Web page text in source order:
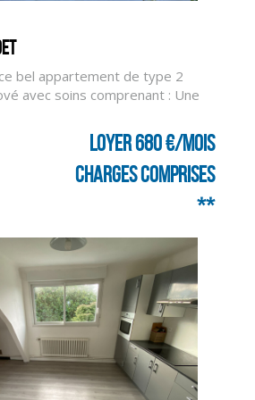
bel appartement de type 2
avec soins comprenant : Une
Loyer 680 €/mois
charges comprises
**